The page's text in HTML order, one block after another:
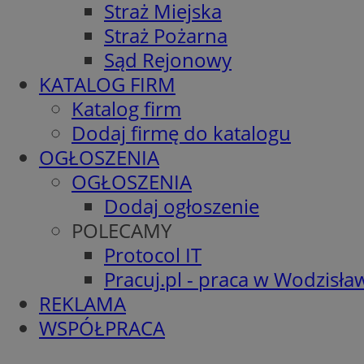
Straż Miejska
Straż Pożarna
Sąd Rejonowy
KATALOG FIRM
Katalog firm
Dodaj firmę do katalogu
OGŁOSZENIA
OGŁOSZENIA
Dodaj ogłoszenie
POLECAMY
Protocol IT
Pracuj.pl - praca w
REKLAMA
WSPÓŁPRACA